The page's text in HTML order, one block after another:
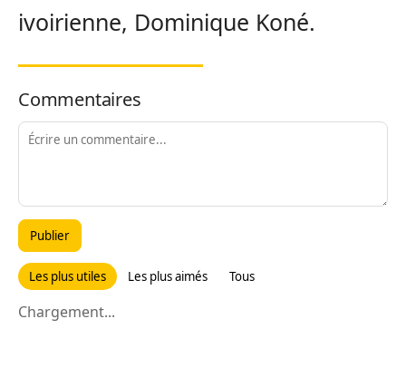
ivoirienne, Dominique Koné.
Commentaires
Publier
Les plus utiles Les plus aimés Tous
Chargement...